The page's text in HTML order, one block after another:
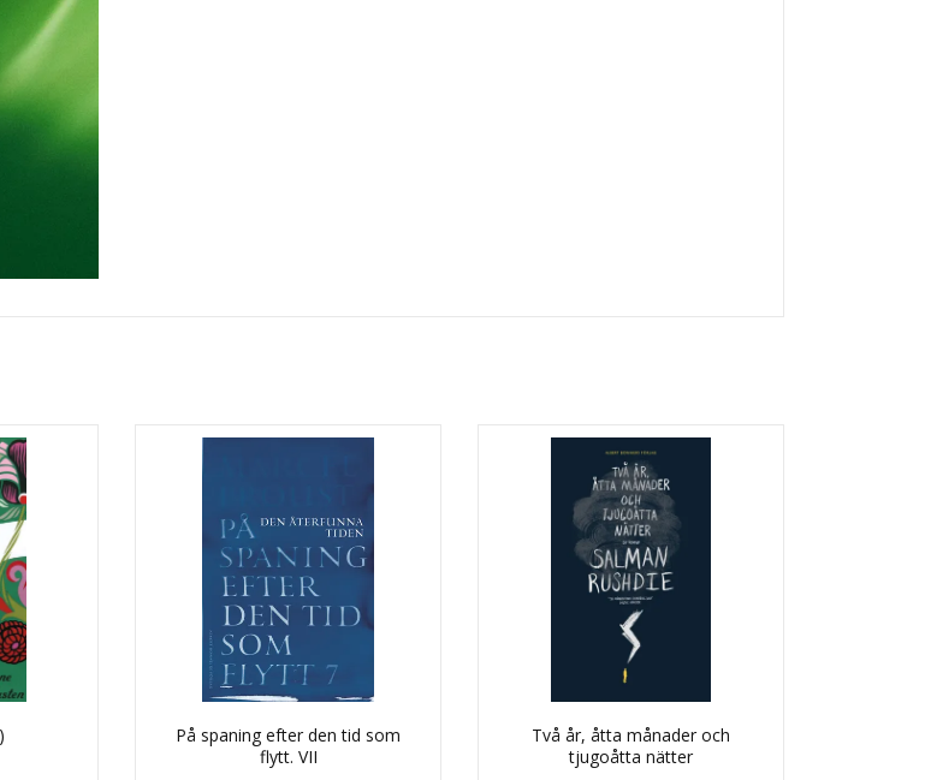
På spaning efter den tid som
flytt. VII
Två år, åtta månader och
tjugoåtta nätter